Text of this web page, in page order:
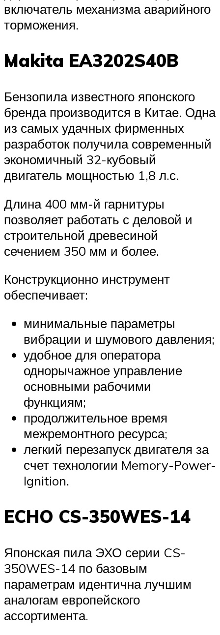
включатель механизма аварийного
торможения.
Makita EA3202S40B
Бензопила известного японского
бренда производится в Китае. Одна
из самых удачных фирменных
разработок получила современный
экономичный 32-кубовый
двигатель мощностью 1,8 л.с.
Длина 400 мм-й гарнитуры
позволяет работать с деловой и
строительной древесиной
сечением 350 мм и более.
Конструкционно инструмент
обеспечивает:
минимальные параметры
вибрации и шумового давления;
удобное для оператора
однорычажное управление
основными рабочими
функциям;
продолжительное время
межремонтного ресурса;
легкий перезапуск двигателя за
счет технологии Memory-Power-
Ignition.
ECHO CS-350WES-14
Японская пила ЭХО серии CS-
350WES-14 по базовым
параметрам идентична лучшим
аналогам европейского
ассортимента.